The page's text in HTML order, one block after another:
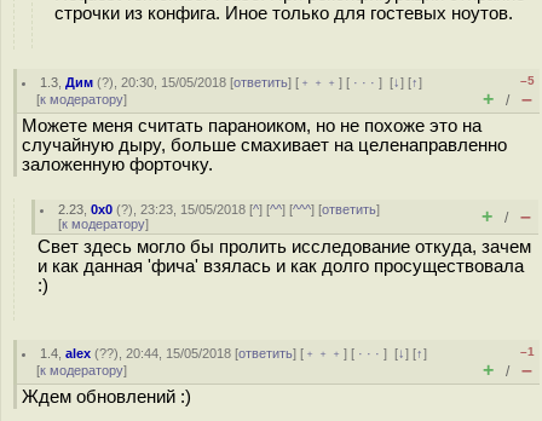
строчки из конфига. Иное только для гостевых ноутов.
1.3 ,Дим (?), 20:30, 15/05/2018 [ответить] [ ﹢﹢﹢] [ · · ·][↓] [↑]
[к модератору]
–5
+ / –
Можете меня считать параноиком, но не похоже это на
случайную дыру, больше смахивает на целенаправленно
заложенную форточку.
2.23 ,0x0 (?), 23:23, 15/05/2018 [^] [^^] [^^^] [ответить]
[к модератору] + / –
Свет здесь могло бы пролить исследование откуда, зачем
и как данная 'фича' взялась и как долго просуществовала
:)
1.4 ,alex (??), 20:44, 15/05/2018 [ответить] [ ﹢﹢﹢] [ · · ·][↓] [↑]
[к модератору]
–1
+ / –
Ждем обновлений :)